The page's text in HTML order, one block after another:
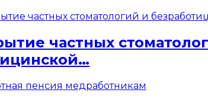
частных